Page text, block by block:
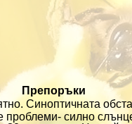
Препоръки
Синоптичната
проблеми- силно